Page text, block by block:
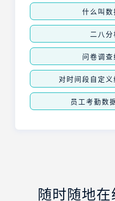
什么叫
二八
问卷调查
对时间段自定
员工考勤数
随时随地